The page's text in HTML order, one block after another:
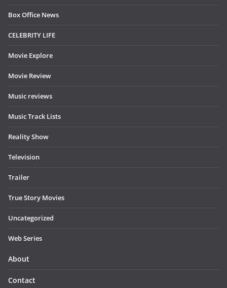
Box Office News
CELEBRITY LIFE
Movie Explore
Movie Review
Music reviews
Music Track Lists
Reality Show
Television
Trailer
True Story Movies
Uncategorized
Web Series
About
Contact